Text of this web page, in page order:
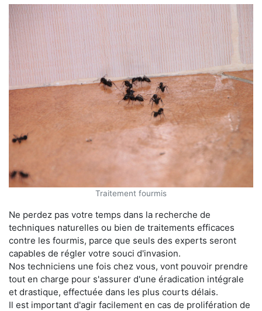
Traitement fourmis
Ne perdez pas votre temps dans la recherche de
techniques naturelles ou bien de traitements efficaces
contre les fourmis, parce que seuls des experts seront
capables de régler votre souci d'invasion.
Nos techniciens une fois chez vous, vont pouvoir prendre
tout en charge pour s'assurer d'une éradication intégrale
et drastique, effectuée dans les plus courts délais.
Il est important d'agir facilement en cas de prolifération de